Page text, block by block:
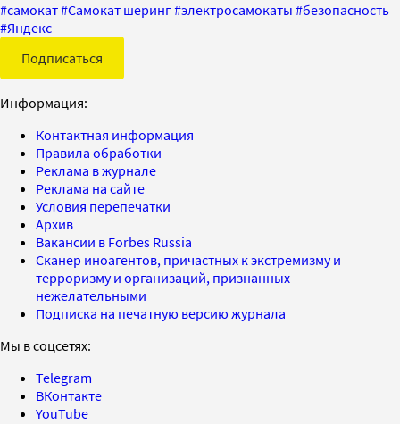
#самокат#Самокат шеринг#электросамокаты #безопасность
#Яндекс
Подписаться
Информация:
Контактная информация
Правила обработки
Реклама в журнале
Реклама на сайте
Условия перепечатки
Архив
Вакансии в Forbes Russia
Сканер иноагентов, причастных к экстремизму и
терроризму и организаций, признанных
нежелательными
Подписка на печатную версию журнала
Мы в соцсетях:
Telegram
ВКонтакте
YouTube